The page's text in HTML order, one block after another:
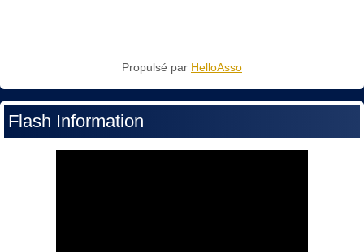
Propulsé par HelloAsso
Flash Information